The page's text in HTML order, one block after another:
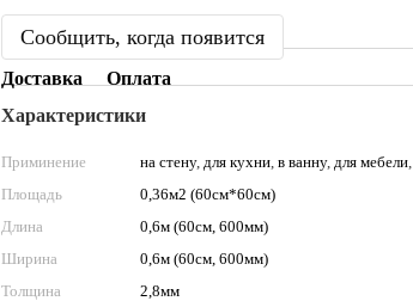
Сообщить, когда появится
Доставка
Оплата
Характеристики
Приминение на стену, для кухни, в ванну, для мебели,
Площадь
0,36м2 (60см*60см)
Длина
0,6м (60см, 600мм)
Ширина
0,6м (60см, 600мм)
Толщина
2,8мм